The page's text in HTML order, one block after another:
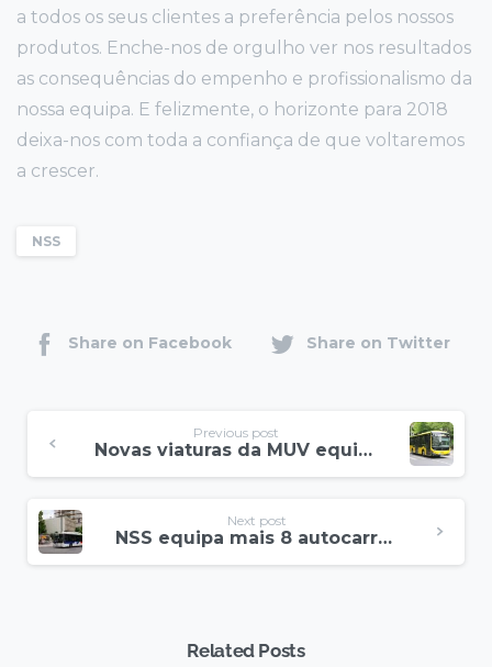
a todos os seus clientes a preferência pelos nossos
produtos. Enche-nos de orgulho ver nos resultados
as consequências do empenho e profissionalismo da
nossa equipa. E felizmente, o horizonte para 2018
deixa-nos com toda a confiança de que voltaremos
a crescer.
NSS
Share on Facebook Share on Twitter
Previous post
Novas viaturas da MUV equipadas com NSS
Next post
NSS equipa mais 8 autocarros da MGC
Related Posts